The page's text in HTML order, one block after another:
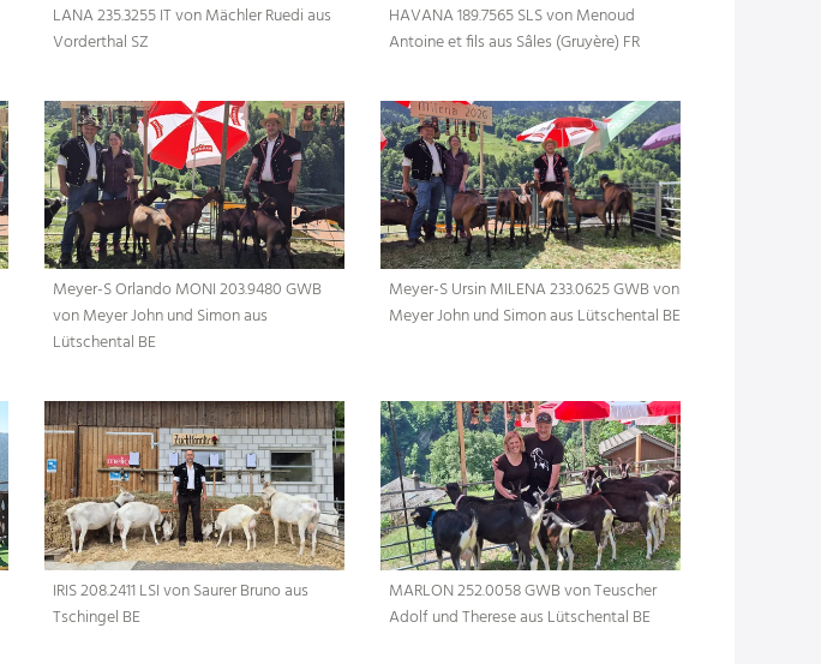
LANA 235.3255 IT von Mächler Ruedi aus
Vorderthal SZ
HAVANA 189.7565 SLS von Menoud
Antoine et fils aus Sâles (Gruyère) FR
Meyer-S Orlando MONI 203.9480 GWB
von Meyer John und Simon aus
Lütschental BE
Meyer-S Ursin MILENA 233.0625 GWB von
Meyer John und Simon aus Lütschental BE
IRIS 208.2411 LSI von Saurer Bruno aus
Tschingel BE
MARLON 252.0058 GWB von Teuscher
Adolf und Therese aus Lütschental BE